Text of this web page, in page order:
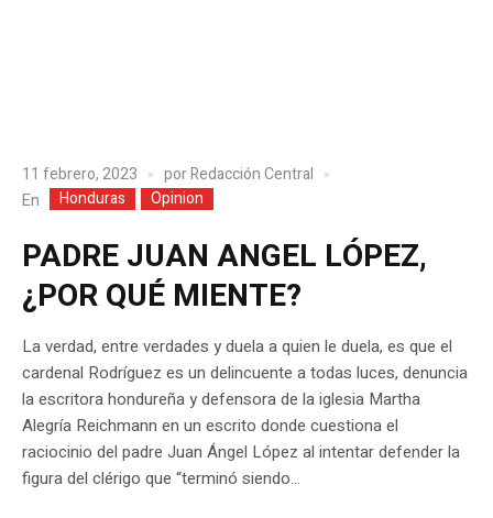
11 febrero, 2023 porRedacción Central
En
Honduras Opinion
PADRE JUAN ANGEL LÓPEZ,
¿POR QUÉ MIENTE?
La verdad, entre verdades y duela a quien le duela, es que el
cardenal Rodríguez es un delincuente a todas luces, denuncia
la escritora hondureña y defensora de la iglesia Martha
Alegría Reichmann en un escrito donde cuestiona el
raciocinio del padre Juan Ángel López al intentar defender la
figura del clérigo que “terminó siendo...